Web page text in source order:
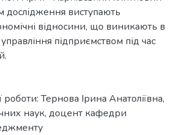
дослідження виступають
відносини, що виникають в
управління підприємством під час
Тернова Ірина Анатоліївна,
наук, доцент кафедри